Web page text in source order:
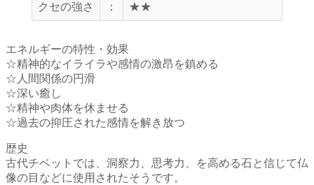
クセの強さ ： ★★
エネルギーの特性・効果
☆精神的なイライラや感情の激昂を鎮める
☆人間関係の円滑
☆深い癒し
☆精神や肉体を休ませる
☆過去の抑圧された感情を解き放つ
歴史
古代チベットでは、洞察力、思考力、を高める石と信じて仏
像の目などに使用されたそうです。